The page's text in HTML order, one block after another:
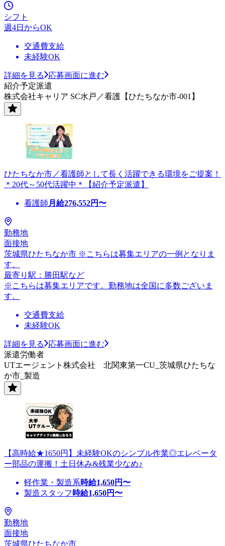
シフト
週4日からOK
交通費支給
未経験OK
詳細を見る
応募画面に進む
紹介予定派遣
株式会社キャリア SC水戸／看護【ひたちなか市-001】
ひたちなか市／看護師として長く活躍できる環境をご提案！
＊20代～50代活躍中＊【紹介予定派遣】
看護師 月給276,552円〜
勤務地
面接地
茨城県ひたちなか市 ※こちらは募集エリアの一例となりま
す。
最寄り駅：勝田駅など
※こちらは募集エリアです。勤務地は全国に多数ございま
す。
交通費支給
未経験OK
詳細を見る
応募画面に進む
派遣労働者
UTエージェント株式会社 北関東第一CU_茨城県ひたちな
か市_製造
【高時給★1650円】未経験OKのシンプル作業◎エレベータ
ー部品の運搬！土日休み&残業少なめ♪
軽作業・製造系時給1,650円〜
製造スタッフ 時給1,650円〜
勤務地
面接地
茨城県ひたちなか市